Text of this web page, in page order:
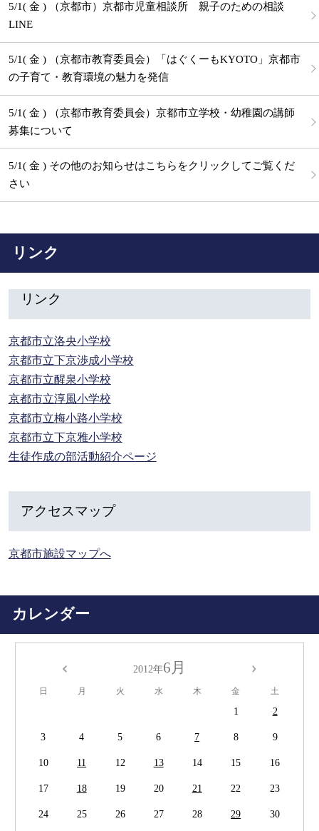
5/1( 金 ) （京都市）京都市児童相談所 親子のための相談
LINE
5/1( 金 ) （京都市教育委員会）「はぐくーもKYOTO」京都市
の子育て・教育環境の魅力を発信
5/1( 金 ) （京都市教育委員会）京都市立学校・幼稚園の講師
募集について
5/1( 金 ) その他のお知らせはこちらをクリックしてご覧くだ
さい
リンク
リンク
京都市立洛央小学校
京都市立下京渉成小学校
京都市立醒泉小学校
京都市立淳風小学校
京都市立梅小路小学校
京都市立下京雅小学校
生徒作成の部活動紹介ページ
アクセスマップ
京都市施設マップへ
カレンダー
2012年6月
日 月 火 水 木 金 土
1 2
3 4 5 6 7 8 9
10 11 12 13 14 15 16
17 18 19 20 21 22 23
24 25 26 27 28 29 30